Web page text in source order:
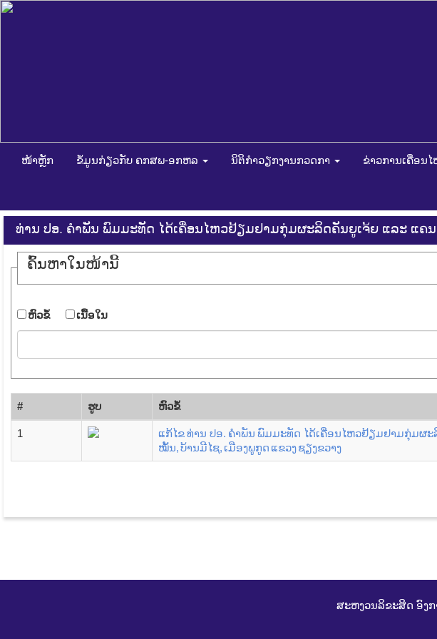
ໜ້າຫຼັກ ຂໍ້ມູນກ່ຽວກັບ ຄກສພ-ອກຫລ ນິຕິກໍາວຽກງານກວດກາ ຂ່າວການເຄື່ອນໄ
ທ່ານ ປອ. ຄຳພັນ ພົມມະທັດ ໄດ້ເຄື່ອນໄຫວຢ້ຽມຢາມກຸ່ມຜະລິດຄັນຍູເຈ້ຍ ແລະ ແຄ
ຄົ້ນ​ຫາ​ໃນ​ໜ້ານີ້
​ຫົວ​ຂໍ້ ​ເນື້ອ​ໃນ
# ຮູບ ​ຫົວ​ຂໍ້
1
ແກ້ໄຂ ທ່ານ ປອ. ຄຳພັນ ພົມມະທັດ ໄດ້ເຄື່ອນໄຫວຢ້ຽມຢາມກຸ່ມຜະ
ໝັ້ນ, ບ້ານມີໄຊ, ເມືອງພູກູດ ແຂວງ ຊຽງຂວາງ
ສະຫງວນລິຂະສິດ ອົງກ